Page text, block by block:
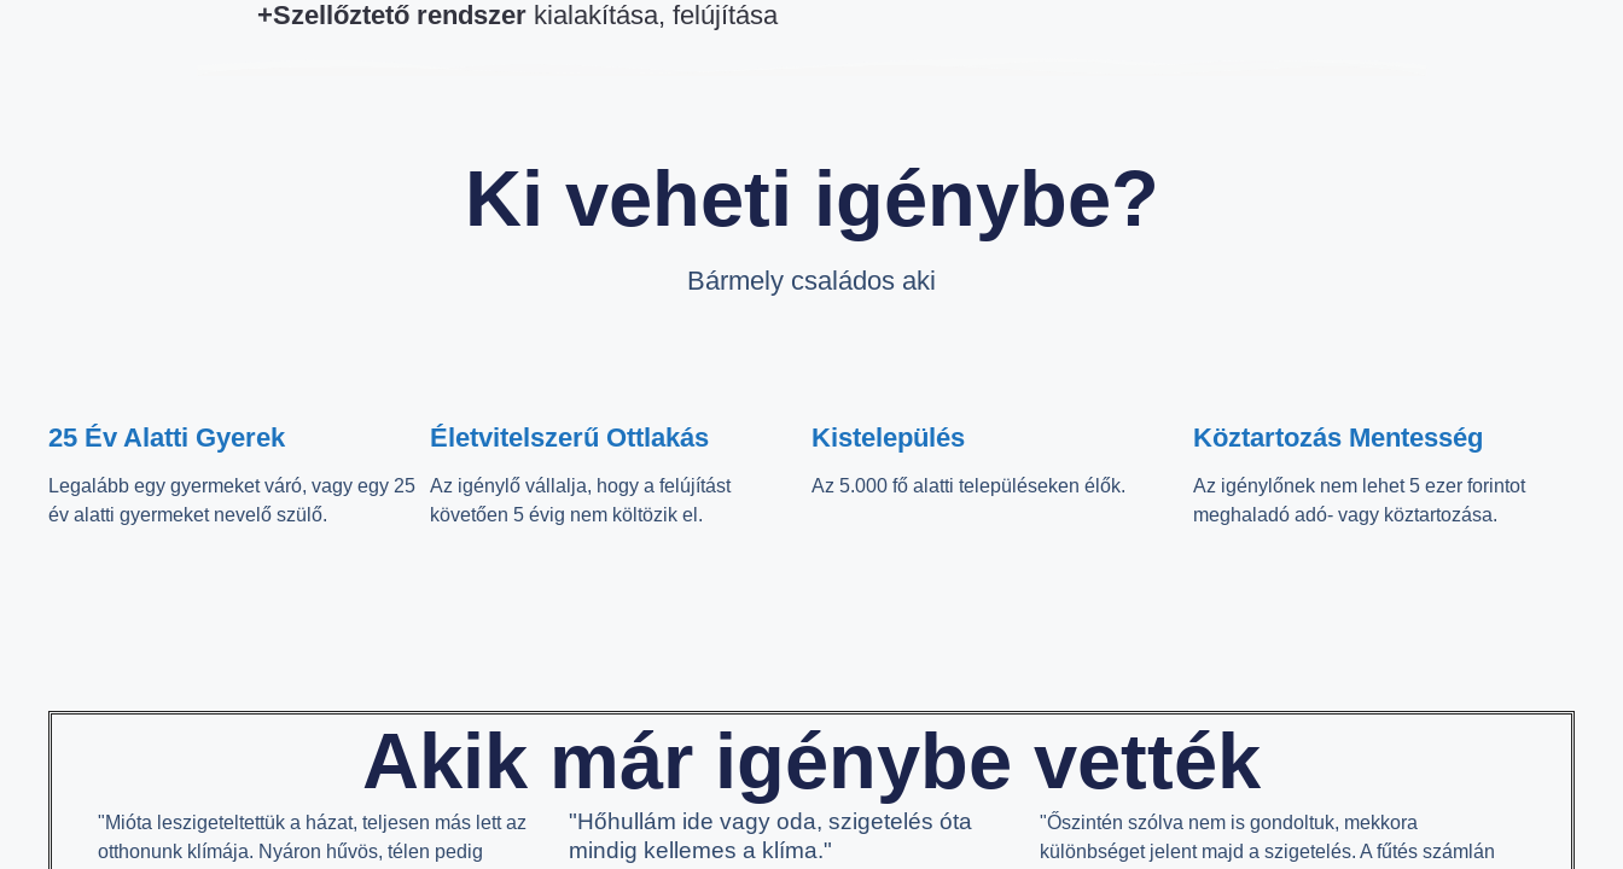
+Szellőztető rendszer kialakítása, felújítása
Ki veheti igénybe?
Bármely családos aki
25 Év Alatti Gyerek
Legalább egy gyermeket váró, vagy egy 25
év alatti gyermeket nevelő szülő.
Életvitelszerű Ottlakás
Az igénylő vállalja, hogy a felújítást
követően 5 évig nem költözik el.
Kistelepülés
Az 5.000 fő alatti településeken élők.
Köztartozás Mentesség
Az igénylőnek nem lehet 5 ezer forintot
meghaladó adó- vagy köztartozása.​
Akik már igénybe vették
"Mióta leszigeteltettük a házat, teljesen más lett az
otthonunk klímája. Nyáron hűvös, télen pedig
"Hőhullám ide vagy oda, szigetelés óta
mindig kellemes a klíma."
"Őszintén szólva nem is gondoltuk, mekkora
különbséget jelent majd a szigetelés. A fűtés számlán